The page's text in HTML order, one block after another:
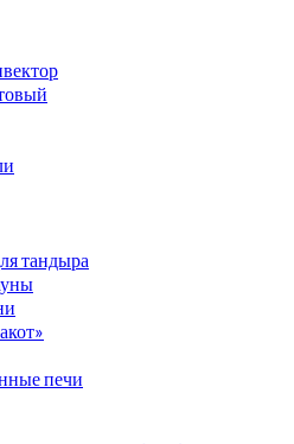
тандыра
печи